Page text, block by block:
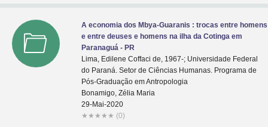
A economia dos Mbya-Guaranis : trocas entre homens
e entre deuses e homens na ilha da Cotinga em
Paranaguá - PR
Lima, Edilene Coffaci de, 1967-; Universidade Federal
do Paraná. Setor de Ciências Humanas. Programa de
Pós-Graduação em Antropologia
Bonamigo, Zélia Maria
29-Mai-2020
★ ★ ★ ★ ★ (0)